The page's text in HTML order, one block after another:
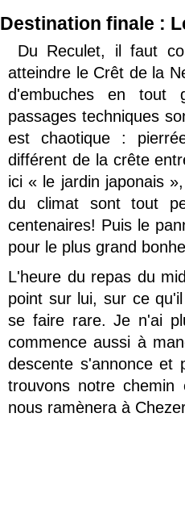
Destination finale :
Du Reculet, il faut
atteindre le Crêt de la
d'embuches en tout
passages techniques
est chaotique :
différent de la crête
ici « le jardin japonais
du climat sont tout
centenaires! Puis le
pour le plus grand
L'heure du repas du
point sur lui, sur ce
se faire rare. Je n'ai
commence aussi à
descente s'annonce et
trouvons notre
nous ramènera à